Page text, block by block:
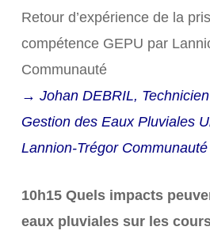
Retour d’expérience de la
compétence GEPU par
Communauté
→ Johan DEBRIL,
Gestion des Eaux Pluviales
Lannion-Trégor Communauté
10h15 Quels impacts
eaux pluviales sur les